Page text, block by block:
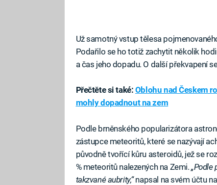
Už samotný vstup tělesa
Podařilo se ho totiž zachytit několik
a čas jeho dopadu. O další překvapení
Přečtěte si také: Oblohu nad Českem
mohly dopadnout na zem
Podle brněnského popularizátora
zástupce meteoritů, které se nazývají
původně tvořící kůru asteroidů, jež se
% meteoritů nalezených na Zemi. „Podle
takzvané aubrity,“napsal na svém účtu